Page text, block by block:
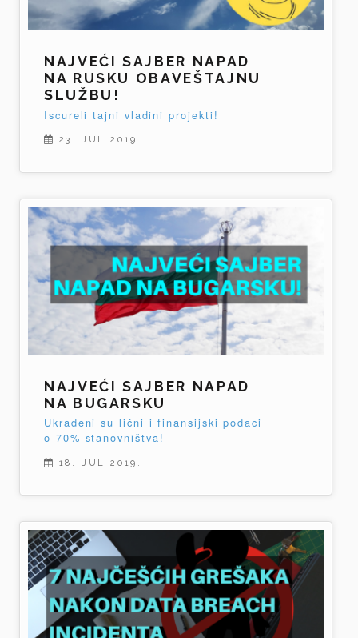
NAJVEĆI SAJBER NAPAD
NA RUSKU OBAVEŠTAJNU
SLUŽBU!
Iscureli tajni vladini projekti!
23. JUL 2019.
NAJVEĆI SAJBER NAPAD
NA BUGARSKU
Ukradeni su lični i finansijski podaci
o 70% stanovništva!
18. JUL 2019.